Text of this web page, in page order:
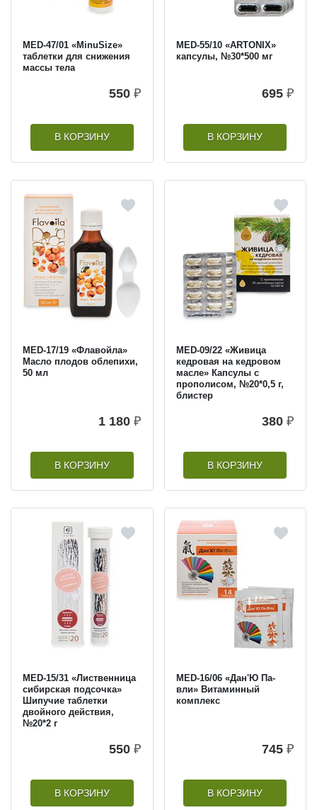
MED-47/01 «MinuSize»
таблетки для снижения
массы тела
550 ₽
В КОРЗИНУ
MED-55/10 «ARTONIX»
капсулы, №30*500 мг
695 ₽
В КОРЗИНУ
MED-17/19 «Флавойла»
Масло плодов облепихи,
50 мл
1 180 ₽
В КОРЗИНУ
MED-09/22 «Живица
кедровая на кедровом
масле» Капсулы с
прополисом, №20*0,5 г,
блистер
380 ₽
В КОРЗИНУ
MED-15/31 «Лиственница
сибирская подсочка»
Шипучие таблетки
двойного действия,
№20*2 г
550 ₽
В КОРЗИНУ
MED-16/06 «Дан'Ю Па-
вли» Витаминный
комплекс
745 ₽
В КОРЗИНУ